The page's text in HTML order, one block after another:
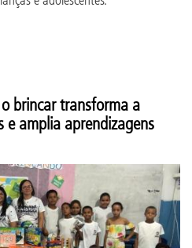
brincar transforma a
e amplia aprendizagens